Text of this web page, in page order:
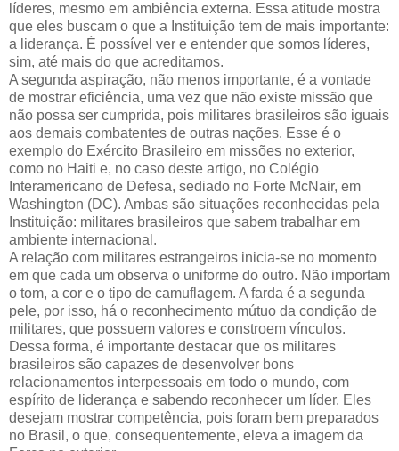
líderes, mesmo em ambiência externa. Essa atitude mostra
que eles buscam o que a Instituição tem de mais importante:
a liderança. É possível ver e entender que somos líderes,
sim, até mais do que acreditamos.
A segunda aspiração, não menos importante, é a vontade
de mostrar eficiência, uma vez que não existe missão que
não possa ser cumprida, pois militares brasileiros são iguais
aos demais combatentes de outras nações. Esse é o
exemplo do Exército Brasileiro em missões no exterior,
como no Haiti e, no caso deste artigo, no Colégio
Interamericano de Defesa, sediado no Forte McNair, em
Washington (DC). Ambas são situações reconhecidas pela
Instituição: militares brasileiros que sabem trabalhar em
ambiente internacional.
A relação com militares estrangeiros inicia-se no momento
em que cada um observa o uniforme do outro. Não importam
o tom, a cor e o tipo de camuflagem. A farda é a segunda
pele, por isso, há o reconhecimento mútuo da condição de
militares, que possuem valores e constroem vínculos.
Dessa forma, é importante destacar que os militares
brasileiros são capazes de desenvolver bons
relacionamentos interpessoais em todo o mundo, com
espírito de liderança e sabendo reconhecer um líder. Eles
desejam mostrar competência, pois foram bem preparados
no Brasil, o que, consequentemente, eleva a imagem da